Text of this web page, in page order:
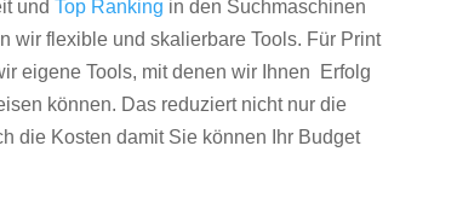
undTop Ranking in den Suchmaschinen
wir flexible und skalierbare Tools. Für Print
eigene Tools, mit denen wir Ihnen Erfolg
können. Das reduziert nicht nur die
die Kosten damit Sie können Ihr Budget